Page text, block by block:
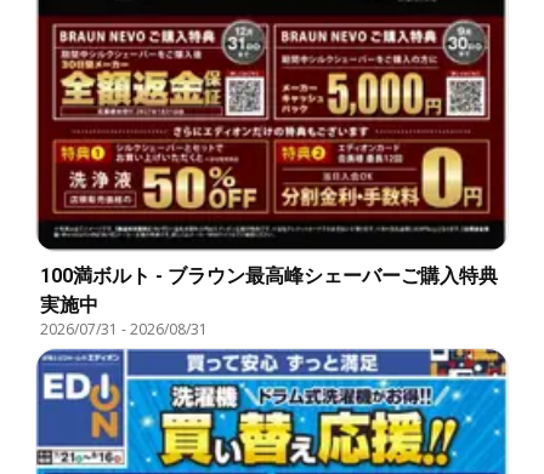
100満ボルト - ブラウン最高峰シェーバーご購入特典
実施中
2026/07/31 -2026/08/31